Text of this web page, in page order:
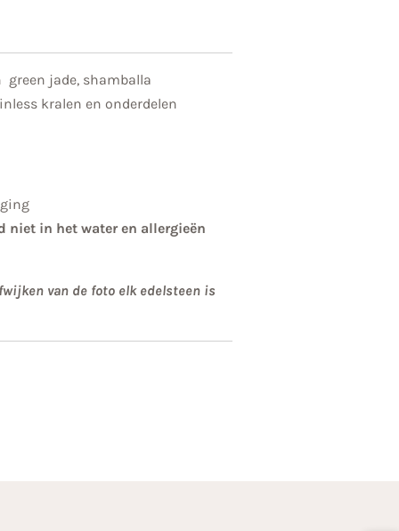
jade, shamballa
kralen en onderdelen
niet in het water en allergieën
van de foto elk edelsteen is